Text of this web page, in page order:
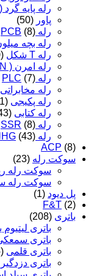
رله پایه گرد
پاور (50)
رله PCB (8)
رله بچه
رله T شکل
(10)
رله امرن ( OMRON )
رله PLC (7)
رله مخابراتی
رله پکیجی (31)
رله کتابی (43)
رله SSR (8)
رله NHG (43)
ACP (8)
سوکت رله (23)
سوکت رله
سوکت رله
پل دیود (1)
F&T (2)
باتری (208)
باتری لیتیوم
باتری
باتری قلمی (26)
باتری دزدگیر